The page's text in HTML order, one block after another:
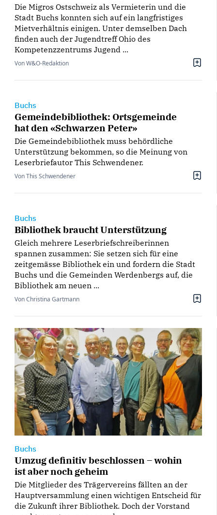
Die Migros Ostschweiz als Vermieterin und die
Stadt Buchs konnten sich auf ein langfristiges
Mietverhältnis einigen. Unter demselben Dach
finden auch der Jugendtreff Ohio des
Kompetenzzentrums Jugend ...
Von W&O-Redaktion
Buchs
Gemeindebibliothek: Ortsgemeinde
hat den «Schwarzen Peter»
Die Gemeindebibliothek muss behördliche
Unterstützung bekommen, so die Meinung von
Leserbriefautor This Schwendener.
Von This Schwendener
Buchs
Bibliothek braucht Unterstützung
Gleich mehrere Leserbriefschreiberinnen
spannen zusammen: Sie setzen sich für eine
zeitgemässe Bibliothek ein und fordern die Stadt
Buchs und die Gemeinden Werdenbergs auf, die
Bibliothek am neuen ...
Von Christina Gartmann
Buchs
Umzug definitiv beschlossen – wohin
ist aber noch geheim
Die Mitglieder des Trägervereins fällten an der
Hauptversammlung einen wichtigen Entscheid für
die Zukunft ihrer Bibliothek. Doch der Vorstand